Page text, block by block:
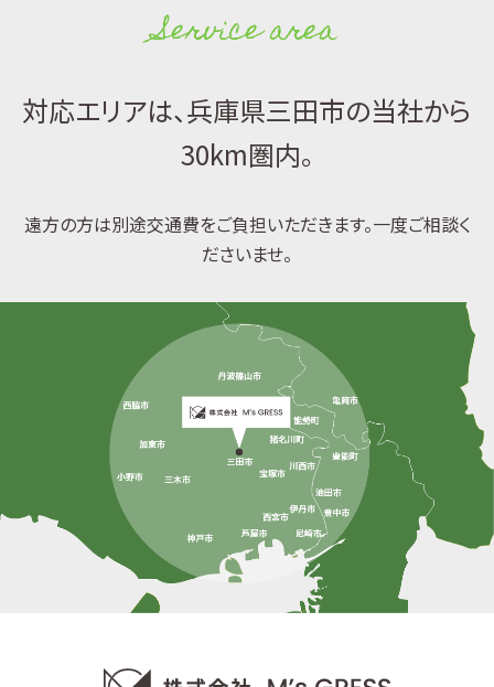
Service area
対応エリアは、兵庫県三田市の当社から
30km圏内。
遠方の方は別途交通費をご負担いただきます。一度ご相談く
ださいませ。